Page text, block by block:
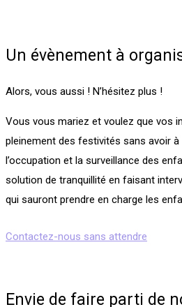
Un évènement à
Alors, vous aussi ! N’hésitez plus !
Vous vous mariez et voulez que vos
pleinement des festivités sans avoir à
l’occupation et la surveillance des
solution de tranquillité en faisant
qui sauront prendre en charge les
Contactez-nous sans attendre
Envie de faire parti de